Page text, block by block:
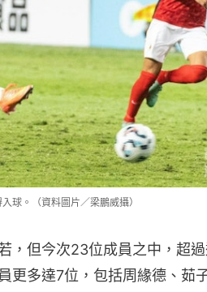
球。（資料圖片／梁鵬威攝）
，但今次23位成員之中，超
更多達7位，包括周緣德、茹